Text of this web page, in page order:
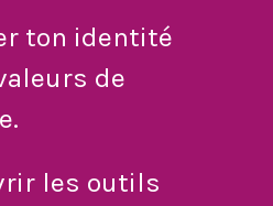
ton identité
de
les outils